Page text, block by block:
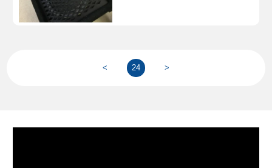
< 24 >